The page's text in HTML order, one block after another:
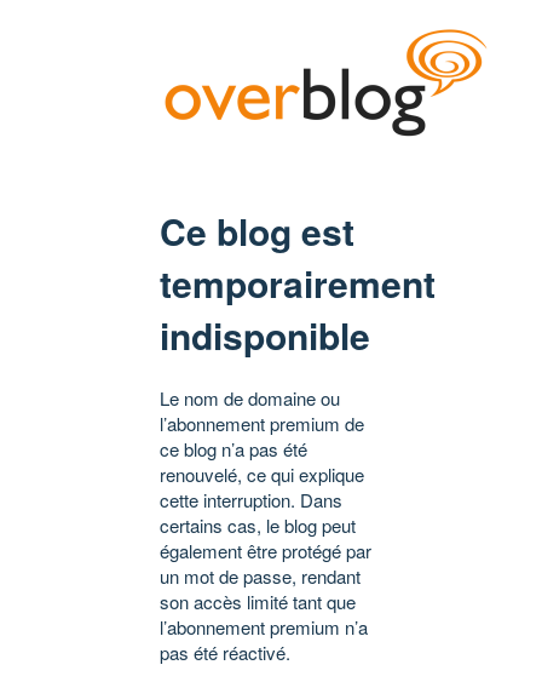
Ce blog est
temporairement
indisponible
Le nom de domaine ou
l’abonnement premium de
ce blog n’a pas été
renouvelé, ce qui explique
cette interruption. Dans
certains cas, le blog peut
également être protégé par
un mot de passe, rendant
son accès limité tant que
l’abonnement premium n’a
pas été réactivé.